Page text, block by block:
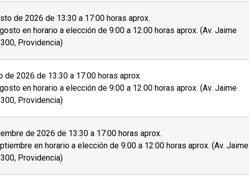
de 2026 de 13:30 a 17:00 horas aprox.
en horario a elección de 9:00 a 12:00 horas aprox. (Av. Jaime
Providencia)
de 2026 de 13:30 a 17:00 horas aprox.
en horario a elección de 9:00 a 12:00 horas aprox. (Av. Jaime
Providencia)
de 2026 de 13:30 a 17:00 horas aprox.
en horario a elección de 9:00 a 12:00 horas aprox. (Av. Jaime
Providencia)